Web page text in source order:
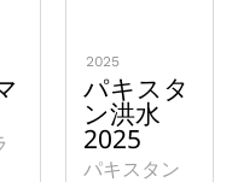
2025
パキスタ
ン洪水
2025
パキスタン